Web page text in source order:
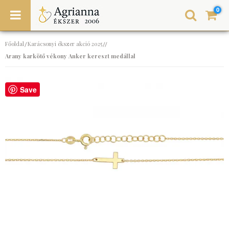
0
Főoldal/Karácsonyi ékszer akció 2025//
Arany karkötő vékony Anker kereszt medállal
Save